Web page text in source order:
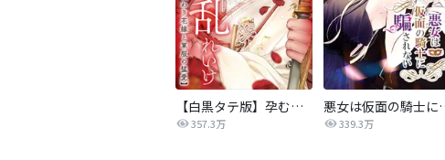
【白黒タテ版】孕むまで乱れいけ～身代わり花嫁と軍服の猛愛
357.3万
悪女は仮
339.3万